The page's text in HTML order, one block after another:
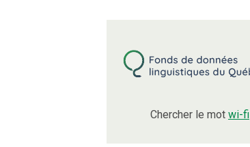
Chercher le mot wi-fi